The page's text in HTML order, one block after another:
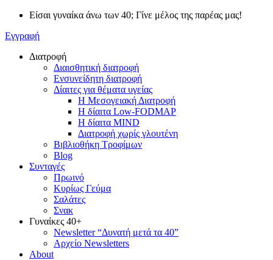
Μετάβαση
περιεχόμενο
Είσαι γυναίκα άνω των 40; Γίνε μέλος της παρέας μας!
Εγγραφή
Διατροφή
Διαισθητική διατροφή
Ενσυνείδητη διατροφή
Δίαιτες για θέματα υγείας
Η Μεσογειακή Διατροφή
Η δίαιτα Low-FODMAP
Η δίαιτα MIND
Διατροφή χωρίς γλουτένη
Βιβλιοθήκη Τροφίμων
Blog
Συνταγές
Πρωινό
Κυρίως Γεύμα
Σαλάτες
Σνακ
Γυναίκες 40+
Newsletter “Δυνατή μετά τα 40”
Αρχείο Newsletters
About